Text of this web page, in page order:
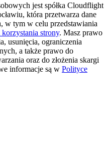
jest spółka Cloudflight
która przetwarza dane
w tym w celu przedstawiania
strony. Masz prawo
usunięcia, ograniczenia
a także prawo do
oraz do złożenia skargi
informacje są w Polityce